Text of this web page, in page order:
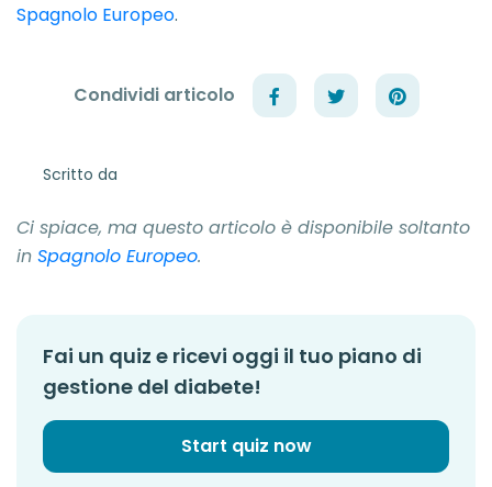
Spagnolo Europeo.
Condividi articolo
Scritto da
Ci spiace, ma questo articolo è disponibile soltanto
in Spagnolo Europeo.
Fai un quiz e ricevi oggi il tuo piano di
gestione del diabete!
Start quiz now